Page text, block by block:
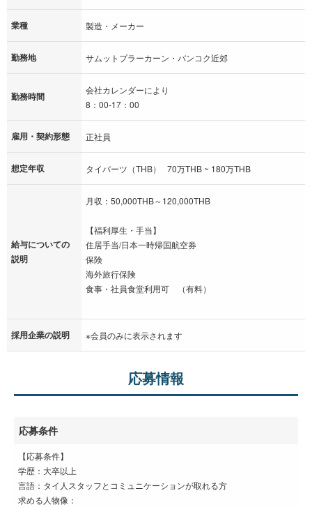
業種 製造・メーカー
勤務地 サムットプラーカーン・バンコク近郊
勤務時間
会社カレンダーにより
8：00‐17：00
雇用・契約形態 正社員
想定年収 タイバーツ（THB） 70万THB ~ 180万THB
給与についての
説明
月収：50,000THB～120,000THB
【福利厚生・手当】
住居手当/日本一時帰国航空券
保険
海外旅行保険
食事・社員食堂利用可 （有料）
採用企業の説明 ※会員のみに表示されます
応募情報
応募条件
【応募条件】
学歴：大卒以上
言語：タイ人スタッフとコミュニケーションが取れる方
求める人物像：